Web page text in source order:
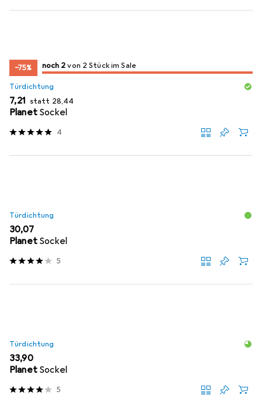
−75% 2/ 2
2/ 2 im Sale
noch 2 von 2 Stück im Sale
Türdichtung
EUR
7,21 statt EUR
28,44
Planet Sockel
4
Türdichtung
EUR
30,07
Planet Sockel
5
Türdichtung
EUR
33,90
Planet Sockel
5